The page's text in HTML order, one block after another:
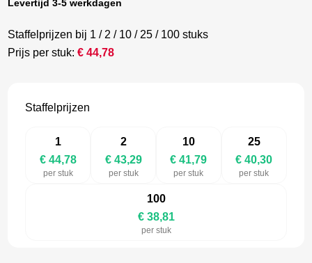
Levertijd 3-5 werkdagen
Staffelprijzen bij 1 / 2 / 10 / 25 / 100 stuks
Prijs per stuk:€44,78
Staffelprijzen
1
€ 44,78
per stuk
2
€ 43,29
per stuk
10
€ 41,79
per stuk
25
€ 40,30
per stuk
100
€ 38,81
per stuk